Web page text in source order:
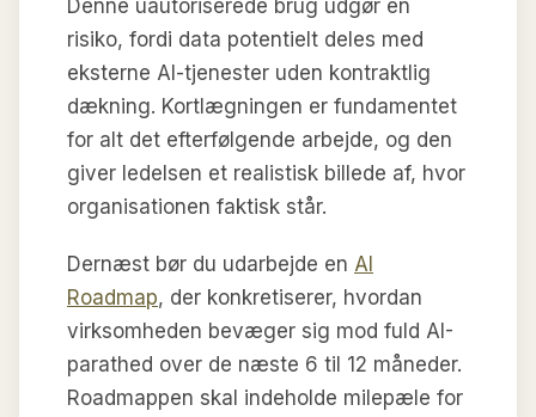
Denne uautoriserede brug udgør en
risiko, fordi data potentielt deles med
eksterne AI-tjenester uden kontraktlig
dækning. Kortlægningen er fundamentet
for alt det efterfølgende arbejde, og den
giver ledelsen et realistisk billede af, hvor
organisationen faktisk står.
Dernæst bør du udarbejde en AI
Roadmap, der konkretiserer, hvordan
virksomheden bevæger sig mod fuld AI-
parathed over de næste 6 til 12 måneder.
Roadmappen skal indeholde milepæle for